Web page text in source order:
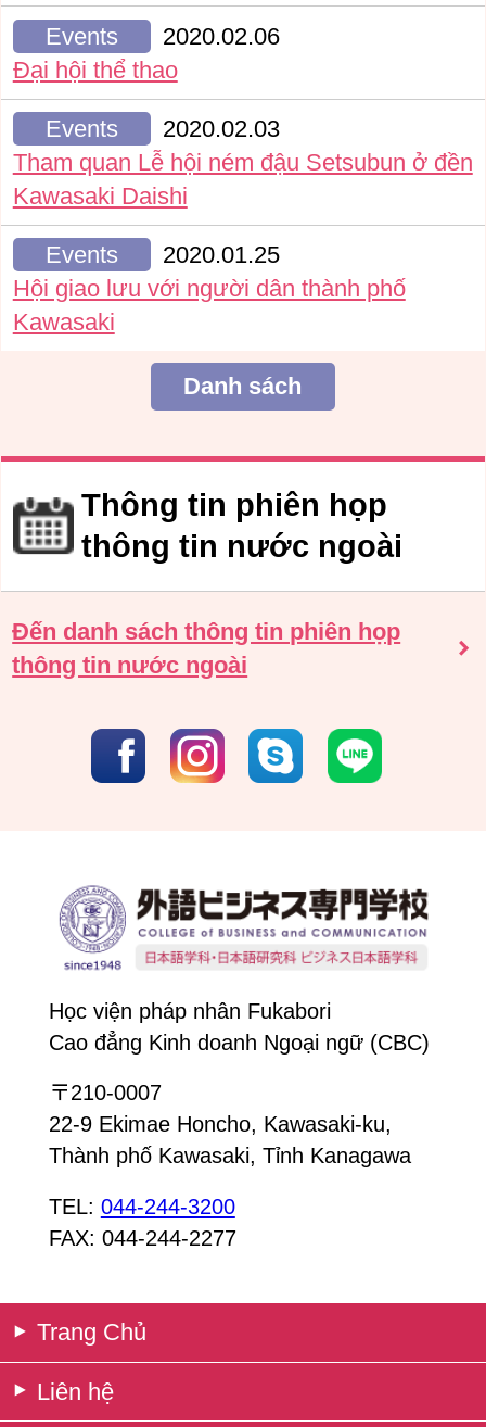
Events
2020.02.06
Đại hội thể thao
Events
2020.02.03
Tham quan Lễ hội ném đậu Setsubun ở đền
Kawasaki Daishi
Events
2020.01.25
Hội giao lưu với người dân thành phố
Kawasaki
Danh sách
Thông tin phiên họp
thông tin nước ngoài
Đến danh sách thông tin phiên họp
thông tin nước ngoài
Học viện pháp nhân Fukabori
Cao đẳng Kinh doanh Ngoại ngữ (CBC)
〒210-0007
22-9 Ekimae Honcho, Kawasaki-ku,
Thành phố Kawasaki, Tỉnh Kanagawa
TEL: 044-244-3200
FAX: 044-244-2277
Trang Chủ
Liên hệ